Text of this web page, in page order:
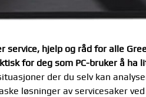
service, hjelp og råd for alle
for deg som PC-bruker å ha
der du selv kan
løsninger av servicesaker